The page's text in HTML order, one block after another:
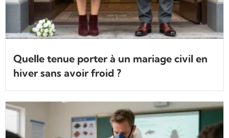
Quelle tenue porter à un mariage civil en
hiver sans avoir froid ?